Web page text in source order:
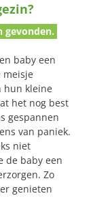
gevonden.
baby een
meisje
hun kleine
het nog best
gespannen
van paniek.
niet
de baby een
Zo
genieten